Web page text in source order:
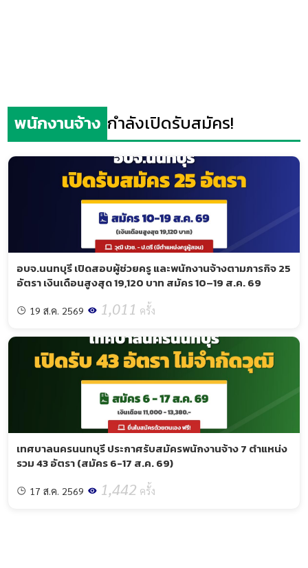
พนักงานจ้าง กำลังเปิดรับสมัคร!
อบจ.นนทบุรี เปิดสอบผู้ช่วยครู และพนักงานจ้างตามภารกิจ 25
อัตรา เงินเดือนสูงสุด 19,120 บาท สมัคร 10–19 ส.ค. 69
19 ส.ค. 2569 1,011 ครั้ง
เทศบาลนครนนทบุรี ประกาศรับสมัครพนักงานจ้าง 7 ตำแหน่ง
รวม 43 อัตรา (สมัคร 6-17 ส.ค. 69)
17 ส.ค. 2569 1,442 ครั้ง